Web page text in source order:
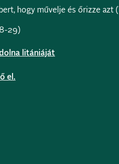
hogy művelje és őrizze azt
29)
litániáját
el.